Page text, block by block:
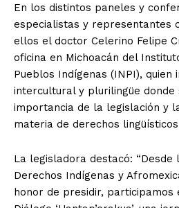
En los distintos paneles y
especialistas y representantes
ellos el doctor Celerino Felipe
oficina en Michoacán del
Pueblos Indígenas (INPI),
intercultural y plurilingüe donde
importancia de la legislación y
materia de derechos
La legisladora destacó: “Desde
Derechos Indígenas y
honor de presidir, participamos